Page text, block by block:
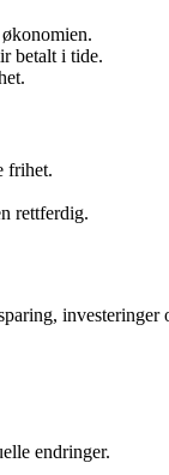
betalt i tide.
frihet.
rettferdig.
endringer.